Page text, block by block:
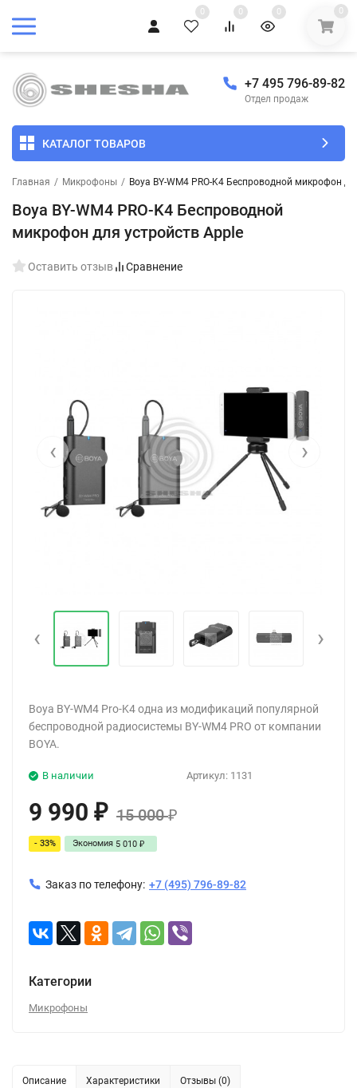
0 0 0 0
+7 495 796-89-82
Отдел продаж
КАТАЛОГ ТОВАРОВ
Главная / Микрофоны / Boya BY-WM4 PRO-K4 Беспроводной микрофон
Boya BY-WM4 PRO-K4 Беспроводной
микрофон для устройств Apple
Оставить отзыв Сравнение
‹ ›
‹ ›
Boya BY-WM4 Pro-K4 одна из модификаций популярной
беспроводной радиосистемы BY-WM4 PRO от компании
BOYA.
Артикул: 1131
В наличии
9 990 ₽ 15 000₽
- 33% Экономия 5 010 ₽
Заказ по телефону: +7 (495) 796-89-82
Категории
Микрофоны
Описание Характеристики Отзывы (0)